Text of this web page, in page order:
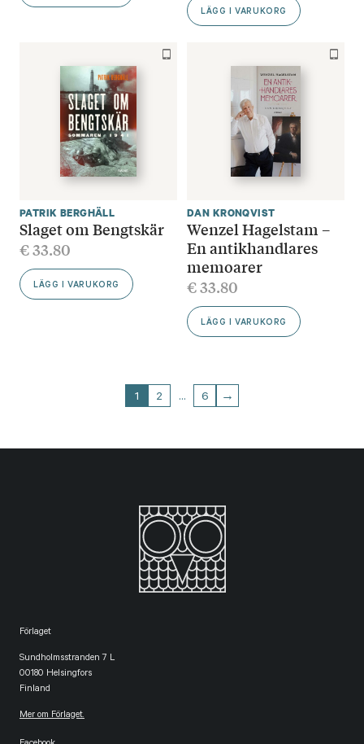
LÄGG I VARUKORG
PATRIK BERGHÄLL
Slaget om Bengtskär
€33.80
LÄGG I VARUKORG
DAN KRONQVIST
Wenzel Hagelstam –
En antikhandlares
memoarer
€33.80
LÄGG I VARUKORG
1 2 … 6 →
Förlaget
Sundholmsstranden 7 L
00180 Helsingfors
Finland
Mer om Förlaget.